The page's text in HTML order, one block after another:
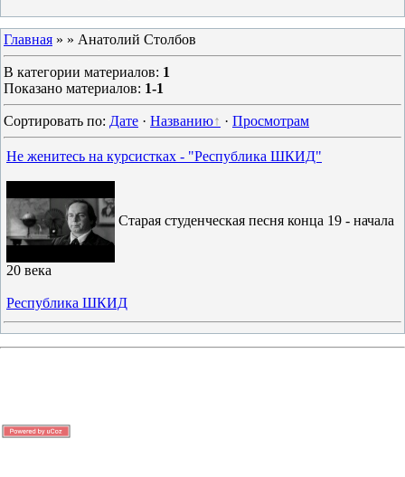
Главная » » Анатолий Столбов
В категории материалов: 1
Показано материалов: 1-1
Сортировать по: Дате · Названию · Просмотрам
Не женитесь на курсистках - "Республика ШКИД"
Старая студенческая песня конца 19 - начала
20 века
Республика ШКИД